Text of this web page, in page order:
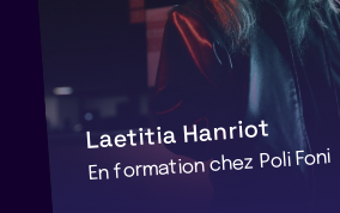
Laetitia Hanriot
En formation chez Poli Foni